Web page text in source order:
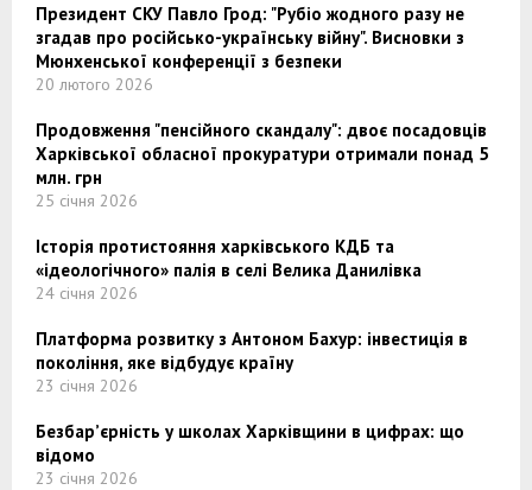
Президент СКУ Павло Грод: "Рубіо жодного разу не
згадав про російсько-українську війну". Висновки з
Мюнхенської конференції з безпеки
20 лютого 2026
Продовження "пенсійного скандалу": двоє посадовців
Харківської обласної прокуратури отримали понад 5
млн. грн
25 січня 2026
Історія протистояння харківського КДБ та
«ідеологічного» палія в селі Велика Данилівка
24 січня 2026
Платформа розвитку з Антоном Бахур: інвестиція в
покоління, яке відбудує країну
23 січня 2026
Безбар’єрність у школах Харківщини в цифрах: що
відомо
23 січня 2026